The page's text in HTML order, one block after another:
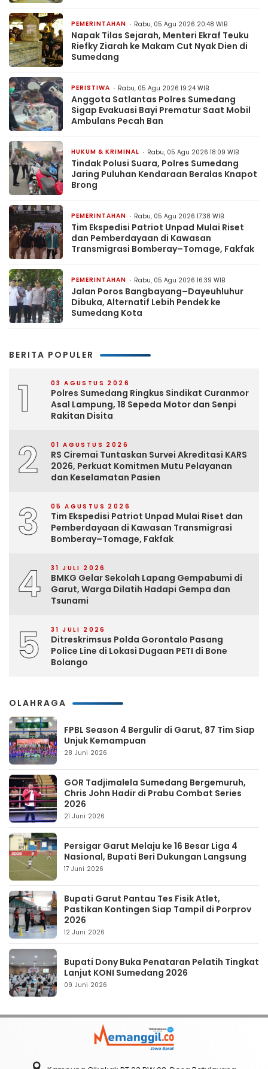
PEMERINTAHAN Rabu, 05 Agu 2026 20:48 WIB
Napak Tilas Sejarah, Menteri Ekraf Teuku
Riefky Ziarah ke Makam Cut Nyak Dien di
Sumedang
PERISTIWA Rabu, 05 Agu 2026 19:24 WIB
Anggota Satlantas Polres Sumedang
Sigap Evakuasi Bayi Prematur Saat Mobil
Ambulans Pecah Ban
HUKUM & KRIMINAL Rabu, 05 Agu 2026 18:09 WIB
Tindak Polusi Suara, Polres Sumedang
Jaring Puluhan Kendaraan Beralas Knapot
Brong
PEMERINTAHAN Rabu, 05 Agu 2026 17:38 WIB
Tim Ekspedisi Patriot Unpad Mulai Riset
dan Pemberdayaan di Kawasan
Transmigrasi Bomberay–Tomage, Fakfak
PEMERINTAHAN Rabu, 05 Agu 2026 16:39 WIB
Jalan Poros Bangbayang–Dayeuhluhur
Dibuka, Alternatif Lebih Pendek ke
Sumedang Kota
BERITA POPULER
1 03 AGUSTUS 2026
Polres Sumedang Ringkus Sindikat Curanmor
Asal Lampung, 18 Sepeda Motor dan Senpi
Rakitan Disita
2 01 AGUSTUS 2026
RS Ciremai Tuntaskan Survei Akreditasi KARS
2026, Perkuat Komitmen Mutu Pelayanan
dan Keselamatan Pasien
3 05 AGUSTUS 2026
Tim Ekspedisi Patriot Unpad Mulai Riset dan
Pemberdayaan di Kawasan Transmigrasi
Bomberay–Tomage, Fakfak
4 31 JULI 2026
BMKG Gelar Sekolah Lapang Gempabumi di
Garut, Warga Dilatih Hadapi Gempa dan
Tsunami
5 31 JULI 2026
Ditreskrimsus Polda Gorontalo Pasang
Police Line di Lokasi Dugaan PETI di Bone
Bolango
OLAHRAGA
FPBL Season 4 Bergulir di Garut, 87 Tim Siap
Unjuk Kemampuan
28 Juni 2026
GOR Tadjimalela Sumedang Bergemuruh,
Chris John Hadir di Prabu Combat Series
2026
21 Juni 2026
Persigar Garut Melaju ke 16 Besar Liga 4
Nasional, Bupati Beri Dukungan Langsung
17 Juni 2026
Bupati Garut Pantau Tes Fisik Atlet,
Pastikan Kontingen Siap Tampil di Porprov
2026
12 Juni 2026
Bupati Dony Buka Penataran Pelatih Tingkat
Lanjut KONI Sumedang 2026
09 Juni 2026